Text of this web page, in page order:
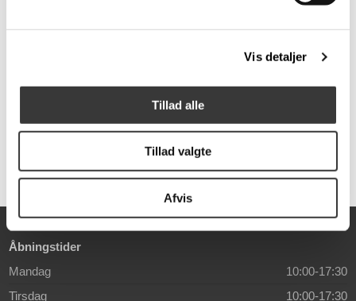
Vis detaljer
Tillad alle
Tillad valgte
Afvis
52.999,00 DKK
Åbningstider
Mandag
10:00-17:30
Tirsdag
10:00-17:30